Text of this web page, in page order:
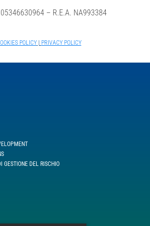
05346630964 – R.E.A. NA993384
POLICY| PRIVACY POLICY
GESTIONE DEL RISCHIO